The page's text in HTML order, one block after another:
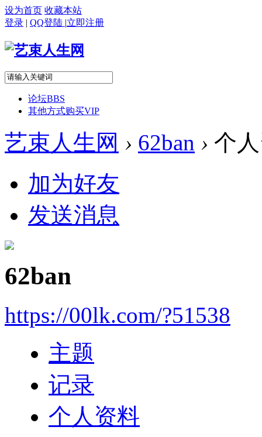
设为首页 收藏本站
登录 | QQ登陆 |立即注册
论坛BBS
其他方式购买VIP
艺束人生网 › 62ban › 个
加为好友
发送消息
62ban
https://00lk.com/?51538
主题
记录
个人资料